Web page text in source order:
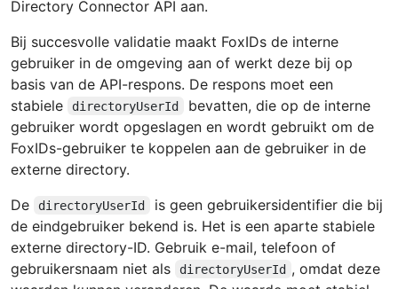
Directory Connector API aan.
Bij succesvolle validatie maakt FoxIDs de interne
gebruiker in de omgeving aan of werkt deze bij op
basis van de API-respons. De respons moet een
stabiele
directoryUserId
bevatten, die op de interne
gebruiker wordt opgeslagen en wordt gebruikt om de
FoxIDs-gebruiker te koppelen aan de gebruiker in de
externe directory.
De
directoryUserId
is geen gebruikersidentifier die bij
de eindgebruiker bekend is. Het is een aparte stabiele
externe directory-ID. Gebruik e-mail, telefoon of
gebruikersnaam niet als
directoryUserId , omdat deze